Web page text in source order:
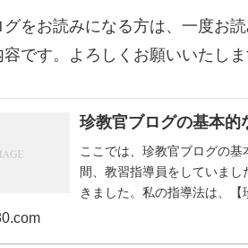
をお読みになる方は、一度お
です。よろしくお願いいたしま
珍教官ブログの基本的
ここでは、珍教官ブログの基本的
間、教習指導員をしていま
きました。私の指導法は、